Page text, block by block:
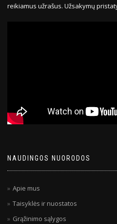
reikiamus užrašus. Užsakymų
NAUDINGOS NUORODOS
Apie mus
Taisyklės ir nuostatos
Grąžinimo sąlygos